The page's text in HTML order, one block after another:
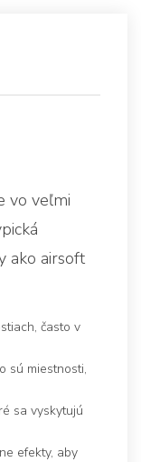
vo veľmi
ako airsoft
často v
sú miestnosti,
sa vyskytujú
efekty, aby